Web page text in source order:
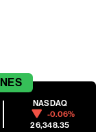
NASDAQ
-0.06%
26,348.35